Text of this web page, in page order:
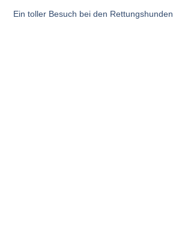
Ein toller Besuch bei den Rettungshunden